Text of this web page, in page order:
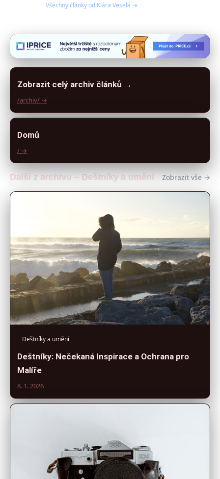
Všechny články od Klára Veselá →
Zobrazit celý archiv článků →
/archiv/ →
Domů
/ →
Další z archivu – Deštníky a umění Zobrazit vše →
Deštníky a umění
Deštníky: Nečekaná Inspirace a Ochrana pro
Malíře
8. 1. 2026